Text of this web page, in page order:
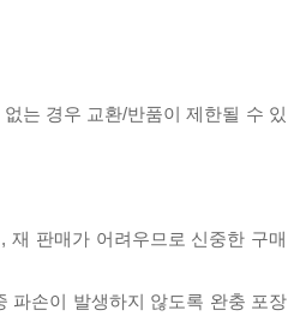
는 경우 교환/반품이 제한될 수 있
재 판매가 어려우므로 신중한 구매
파손이 발생하지 않도록 완충 포장